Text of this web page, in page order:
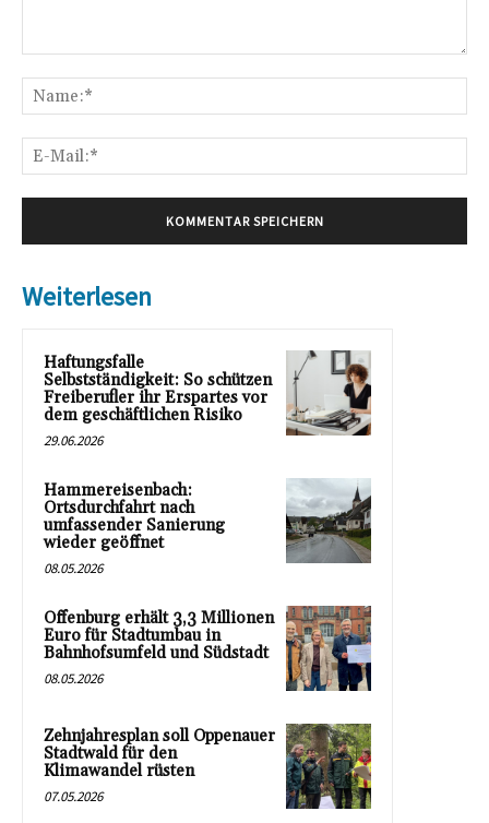
Weiterlesen
Haftungsfalle
Selbstständigkeit: So schützen
Freiberufler ihr Erspartes vor
dem geschäftlichen Risiko
29.06.2026
Hammereisenbach:
Ortsdurchfahrt nach
umfassender Sanierung
wieder geöffnet
08.05.2026
Offenburg erhält 3,3 Millionen
Euro für Stadtumbau in
Bahnhofsumfeld und Südstadt
08.05.2026
Zehnjahresplan soll Oppenauer
Stadtwald für den
Klimawandel rüsten
07.05.2026